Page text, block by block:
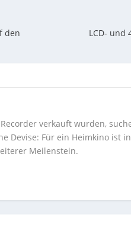
den
LCD- und
verkauft wurden,
Devise: Für ein Heimkino ist
Meilenstein.